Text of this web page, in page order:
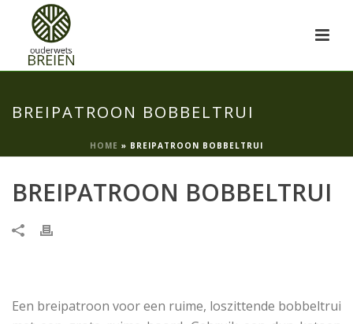
BREIPATROON BOBBELTRUI
HOME » BREIPATROON BOBBELTRUI
BREIPATROON BOBBELTRUI
Een breipatroon voor een ruime, loszittende bobbeltrui